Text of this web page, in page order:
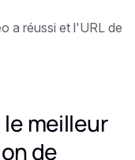
a réussi et l'URL de
le meilleur
de